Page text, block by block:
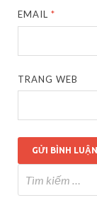
EMAIL*
TRANG WEB